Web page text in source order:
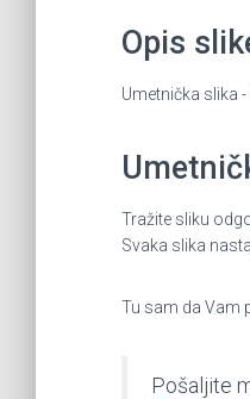
Opis
Umetnička slika
Tražite sliku
Svaka slika
Tu sam da Vam
Pošaljite